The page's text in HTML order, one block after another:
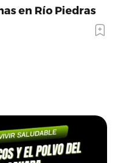
en Río Piedras